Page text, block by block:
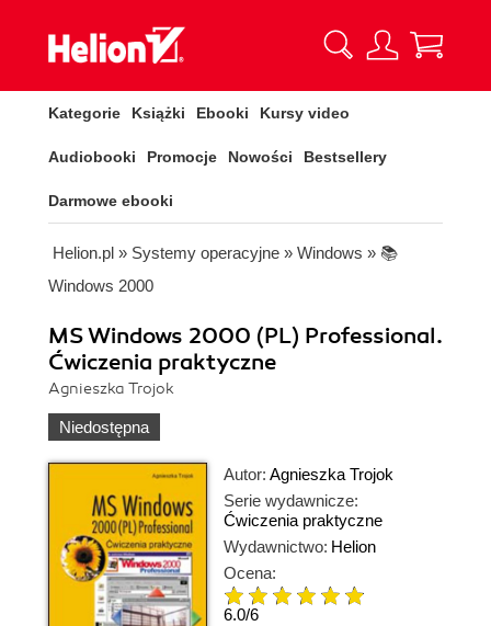
Kategorie Książki Ebooki Kursy video
Audiobooki Promocje Nowości Bestsellery
Darmowe ebooki
Helion.pl » Systemy operacyjne » Windows » 📚
Windows 2000
MS Windows 2000 (PL) Professional.
Ćwiczenia praktyczne
Agnieszka Trojok
Niedostępna
Autor: Agnieszka Trojok
Serie wydawnicze:
Ćwiczenia praktyczne
Wydawnictwo: Helion
Ocena:
6.0/6